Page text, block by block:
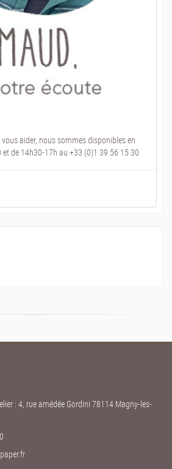
aider, nous sommes disponibles en
de 14h30-17h au +33 (0)1 39 56 15 30
: 4, rue amédée Gordini 78114 Magny-les-